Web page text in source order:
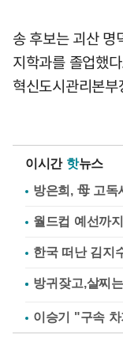
송 후보는 괴산 명
지학과를 졸업했
혁신도시관리본
이시간 핫뉴스
방은희, 母 고
월드컵 예선까
한국 떠난 김지
이승기 "구속